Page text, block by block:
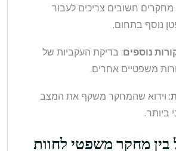
מחקרים חשובים צריכים לעבור
נוסף בתחום.
נוספים: בדיקת העקביות של
משפטיים אחרים.
: וידוא שהמחקר משקף את המצב
ביותר.
מחקר משפטי לחוות